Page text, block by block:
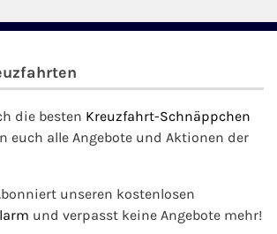
die besten Kreuzfahrt-Schnäppchen
euch alle Angebote und Aktionen der
unseren kostenlosen
und verpasst keine Angebote mehr!